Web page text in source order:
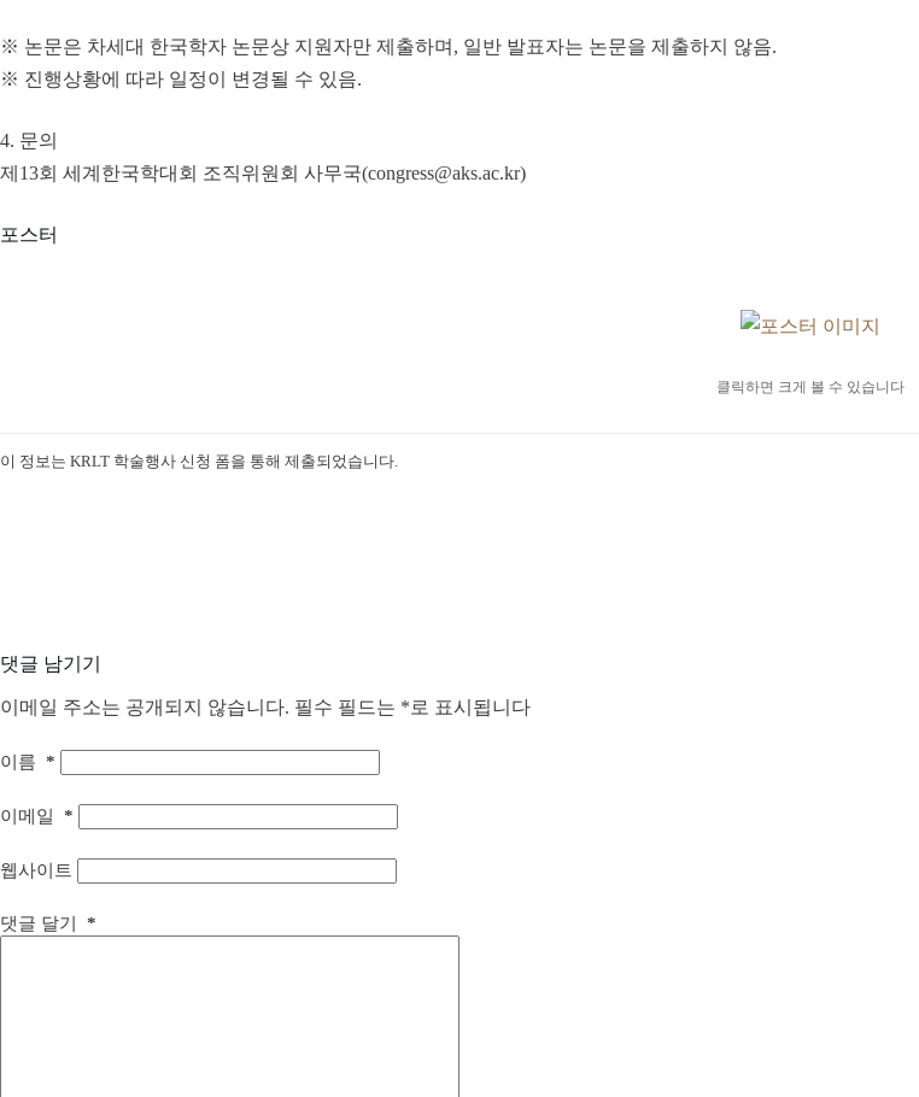
※ 논문은 차세대 한국학자 논문상 지원자만 제출하며, 일반 발표자는 논문을 제출하지 않음.
※ 진행상황에 따라 일정이 변경될 수 있음.
4. 문의
제13회 세계한국학대회 조직위원회 사무국(congress@aks.ac.kr)
포스터
클릭하면 크게 볼 수 있습니다
이 정보는 KRLT 학술행사 신청 폼을 통해 제출되었습니다.
댓글 남기기
이메일 주소는 공개되지 않습니다. 필수 필드는 * 로 표시됩니다
이름 *
이메일 *
웹사이트
댓글 달기 *